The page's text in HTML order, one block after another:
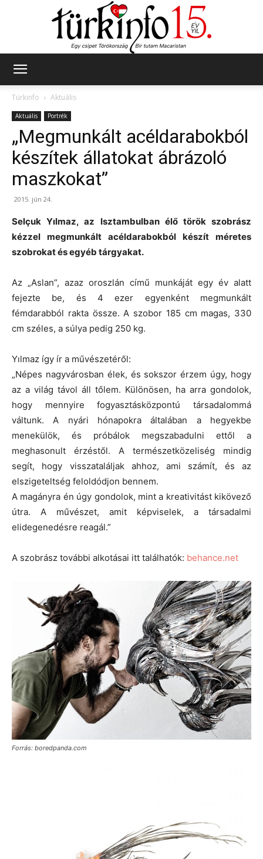
Türkinfo
Aktuális
Aktuális Portrék
„Megmunkált acéldarabokból
készítek állatokat ábrázoló
maszkokat”
2015. jún 24.
Selçuk Yılmaz, az Isztambulban élő török szobrász
kézzel megmunkált acéldarabokból készít méretes
szobrokat és egyéb tárgyakat.
Az „Aslan”, azaz oroszlán című munkáját egy év alatt
fejezte be, és 4 ezer egyenként megmunkált
fémdarabból rakta össze. A szobor 185 cm magas, 330
cm széles, a súlya pedig 250 kg.
Yılmaz így ír a művészetéről:
„Népes nagyvárosban élek, és sokszor érzem úgy, hogy
az a világ távol áll tőlem. Különösen, ha arra gondolok,
hogy mennyire fogyasztásközpontú társadalommá
váltunk. A nyári hónapokra általában a hegyekbe
menekülök, és próbálok megszabadulni ettől a
meghasonult érzéstől. A természetközeliség mindig
segít, hogy visszataláljak ahhoz, ami számít, és az
elszigeteltség feloldódjon bennem.
A magányra én úgy gondolok, mint a kreativitást kikövező
útra. A művészet, amit képviselek, a társadalmi
elidegenedésre reagál.”
A szobrász további alkotásai itt találhatók: behance.net
Forrás: boredpanda.com